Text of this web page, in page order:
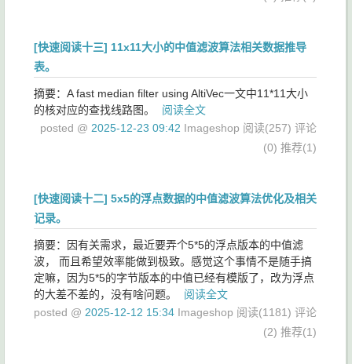
[快速阅读十三] 11x11大小的中值滤波算法相关数据推导
表。
摘要：A fast median filter using AltiVec一文中11*11大小
的核对应的查找线路图。
阅读全文
posted @ 2025-12-23 09:42 Imageshop 阅读(257) 评论
(0) 推荐(1)
[快速阅读十二] 5x5的浮点数据的中值滤波算法优化及相关
记录。
摘要：因有关需求，最近要弄个5*5的浮点版本的中值滤
波， 而且希望效率能做到极致。感觉这个事情不是随手搞
定嘛，因为5*5的字节版本的中值已经有模版了，改为浮点
的大差不差的，没有啥问题。
阅读全文
posted @ 2025-12-12 15:34 Imageshop 阅读(1181) 评论
(2) 推荐(1)